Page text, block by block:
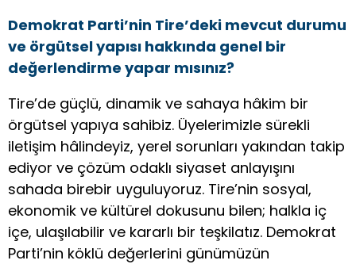
Demokrat Parti’nin Tire’deki mevcut durumu
ve örgütsel yapısı hakkında genel bir
değerlendirme yapar mısınız?
Tire’de güçlü, dinamik ve sahaya hâkim bir
örgütsel yapıya sahibiz. Üyelerimizle sürekli
iletişim hâlindeyiz, yerel sorunları yakından takip
ediyor ve çözüm odaklı siyaset anlayışını
sahada birebir uyguluyoruz. Tire’nin sosyal,
ekonomik ve kültürel dokusunu bilen; halkla iç
içe, ulaşılabilir ve kararlı bir teşkilatız. Demokrat
Parti’nin köklü değerlerini günümüzün